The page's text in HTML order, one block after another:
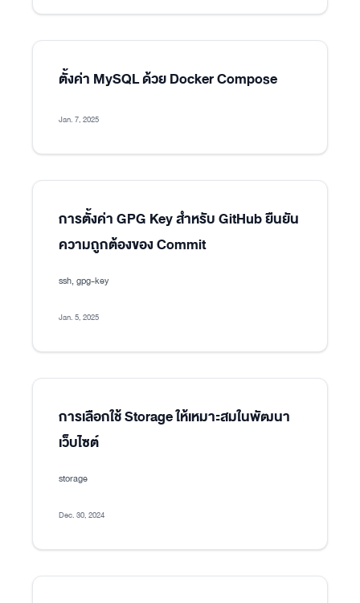
ตั้งค่า MySQL ด้วย Docker Compose
Jan. 7, 2025
การตั้งค่า GPG Key สำหรับ GitHub ยืนยัน
ความถูกต้องของ Commit
ssh, gpg-key
Jan. 5, 2025
การเลือกใช้ Storage ให้เหมาะสมในพัฒนา
เว็บไซต์
storage
Dec. 30, 2024